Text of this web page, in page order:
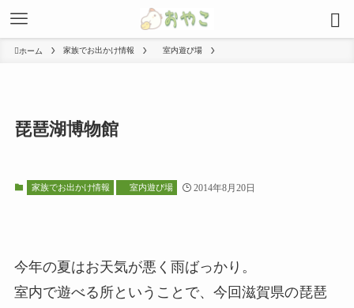
ホーム 家族でお出かけ情報 室内遊び場
琵琶湖博物館
家族でお出かけ情報 室内遊び場 2014年8月20日
今年の夏はお天気が悪く雨ばっかり。
室内で遊べる所ということで、今回滋賀県の琵琶